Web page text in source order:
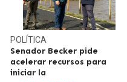
POLÍTICA
Senador Becker pide
acelerar recursos para
iniciar la